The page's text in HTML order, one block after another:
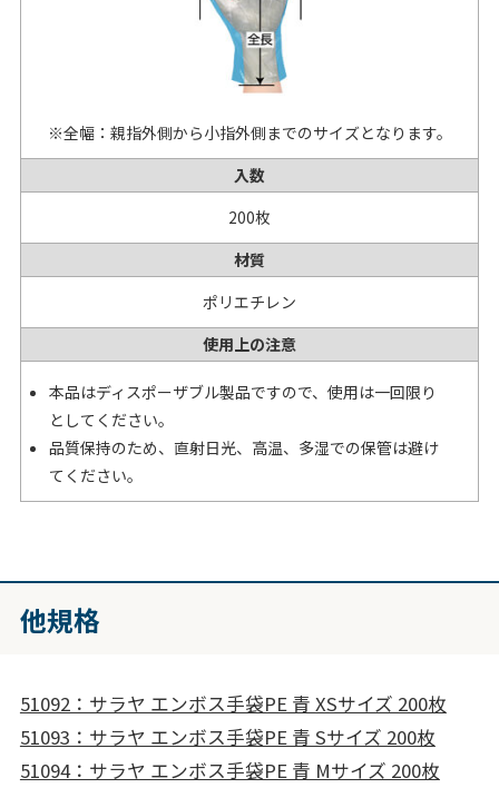
※全幅：親指外側から小指外側までのサイズとなります。
入数
200枚
材質
ポリエチレン
使用上の注意
本品はディスポーザブル製品ですので、使用は一回限り
としてください。
品質保持のため、直射日光、高温、多湿での保管は避け
てください。
他規格
51092：サラヤ エンボス手袋PE 青 XSサイズ 200枚
51093：サラヤ エンボス手袋PE 青 Sサイズ 200枚
51094：サラヤ エンボス手袋PE 青 Mサイズ 200枚